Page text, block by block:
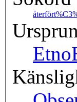
återfört
Etno